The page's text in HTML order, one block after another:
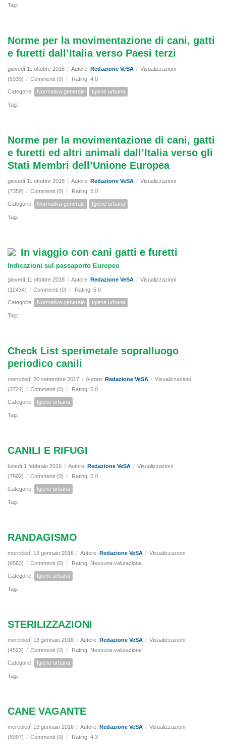
Tag:
Norme per la movimentazione di cani, gatti
e furetti dall’Italia verso Paesi terzi
giovedì 11 ottobre 2018 / Autore: Redazione VeSA / Visualizzazioni
(5339) / Commenti (0) / Rating: 4.0
Categorie: Normativa generale Igiene urbana
Tag:
Norme per la movimentazione di cani, gatti
e furetti ed altri animali dall’Italia verso gli
Stati Membri dell’Unione Europea
giovedì 11 ottobre 2018 / Autore: Redazione VeSA / Visualizzazioni
(7359) / Commenti (0) / Rating: 5.0
Categorie: Normativa generale Igiene urbana
Tag:
In viaggio con cani gatti e furetti
Indicazioni sul passaporto Europeo
giovedì 11 ottobre 2018 / Autore: Redazione VeSA / Visualizzazioni
(12434) / Commenti (0) / Rating: 5.0
Categorie: Normativa generale Igiene urbana
Tag:
Check List sperimetale sopralluogo
periodico canili
mercoledì 20 settembre 2017 / Autore: Redazione VeSA / Visualizzazioni
(3721) / Commenti (0) / Rating: 5.0
Categorie: Igiene urbana
Tag:
CANILI E RIFUGI
lunedì 1 febbraio 2016 / Autore: Redazione VeSA / Visualizzazioni
(7802) / Commenti (0) / Rating: 5.0
Categorie: Igiene urbana
Tag:
RANDAGISMO
mercoledì 13 gennaio 2016 / Autore: Redazione VeSA / Visualizzazioni
(6563) / Commenti (0) / Rating: Nessuna valutazione
Categorie: Igiene urbana
Tag:
STERILIZZAZIONI
mercoledì 13 gennaio 2016 / Autore: Redazione VeSA / Visualizzazioni
(4523) / Commenti (0) / Rating: Nessuna valutazione
Categorie: Igiene urbana
Tag:
CANE VAGANTE
mercoledì 13 gennaio 2016 / Autore: Redazione VeSA / Visualizzazioni
(5997) / Commenti (0) / Rating: 4.3